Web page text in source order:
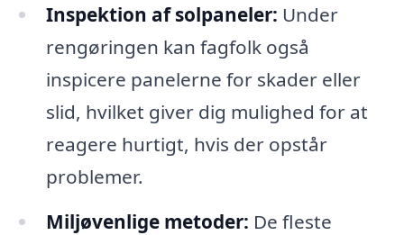
Inspektion af solpaneler: Under
rengøringen kan fagfolk også
inspicere panelerne for skader eller
slid, hvilket giver dig mulighed for at
reagere hurtigt, hvis der opstår
problemer.
Miljøvenlige metoder: De fleste